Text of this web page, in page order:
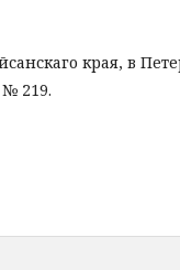
края, в
219.